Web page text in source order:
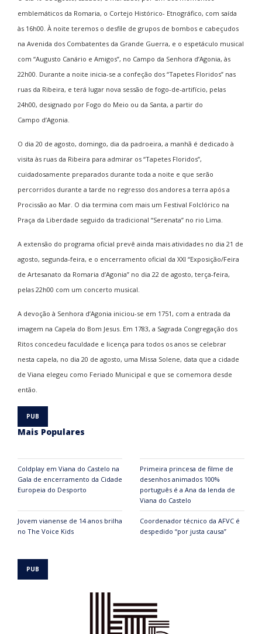
emblemáticos da Romaria, o Cortejo Histórico- Etnográfico, com saída
às 16h00. À noite teremos o desfile de grupos de bombos e cabeçudos
na Avenida dos Combatentes da Grande Guerra, e o espetáculo musical
com “Augusto Canário e Amigos”, no Campo da Senhora d’Agonia, às
22h00. Durante a noite inicia-se a confeção dos “Tapetes Floridos” nas
ruas da Ribeira, e terá lugar nova sessão de fogo-de-artifício, pelas
24h00, designado por Fogo do Meio ou da Santa, a partir do
Campo d’Agonia.
O dia 20 de agosto, domingo, dia da padroeira, a manhã é dedicado à
visita às ruas da Ribeira para admirar os “Tapetes Floridos”,
cuidadosamente preparados durante toda a noite e que serão
percorridos durante a tarde no regresso dos andores a terra após a
Procissão ao Mar. O dia termina com mais um Festival Folclórico na
Praça da Liberdade seguido da tradicional “Serenata” no rio Lima.
A extensão do programa oficial prevê ainda mais atividades no dia 21 de
agosto, segunda-feira, e o encerramento oficial da XXI “Exposição/Feira
de Artesanato da Romaria d’Agonia” no dia 22 de agosto, terça-feira,
pelas 22h00 com um concerto musical.
A devoção à Senhora d’Agonia iniciou-se em 1751, com a entrada da
imagem na Capela do Bom Jesus. Em 1783, a Sagrada Congregação dos
Ritos concedeu faculdade e licença para todos os anos se celebrar
nesta capela, no dia 20 de agosto, uma Missa Solene, data que a cidade
de Viana elegeu como Feriado Municipal e que se comemora desde
então.
Mais Populares
Coldplay em Viana do Castelo na
Gala de encerramento da Cidade
Europeia do Desporto
Primeira princesa de filme de
desenhos animados 100%
português é a Ana da lenda de
Viana do Castelo
Jovem vianense de 14 anos brilha
no The Voice Kids
Coordenador técnico da AFVC é
despedido “por justa causa”